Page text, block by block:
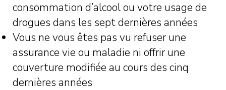
consommation d’alcool ou votre usage de
drogues dans les sept dernières années
Vous ne vous êtes pas vu refuser une
assurance vie ou maladie ni offrir une
couverture modifiée au cours des cinq
dernières années